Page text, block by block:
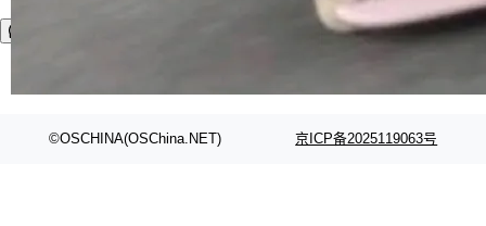
务逻辑等关键信息往往分散于数十乃至数百个文
件之中，形成高度复杂的知识关联网络。传统的
理解大规模代码仓时面临显著"代码仓理解"瓶
©OSCHINA(OSChina.NET) 京ICP备2025119063号